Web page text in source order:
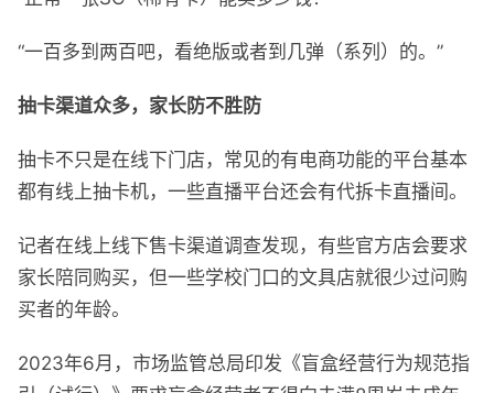
“一百多到两百吧，看绝版或者到几弹（系列）的。”
抽卡渠道众多，家长防不胜防
抽卡不只是在线下门店，常见的有电商功能的平台基本
都有线上抽卡机，一些直播平台还会有代拆卡直播间。
记者在线上线下售卡渠道调查发现，有些官方店会要求
家长陪同购买，但一些学校门口的文具店就很少过问购
买者的年龄。
2023年6月，市场监管总局印发《盲盒经营行为规范指